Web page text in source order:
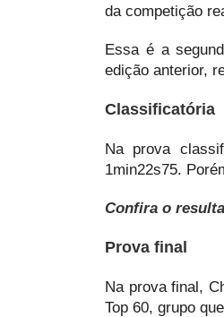
da competição
Essa é a
edição anterior,
Classificatória
Na prova
1min22s75.
Confira o
Prova final
Na prova final,
Top 60, grupo